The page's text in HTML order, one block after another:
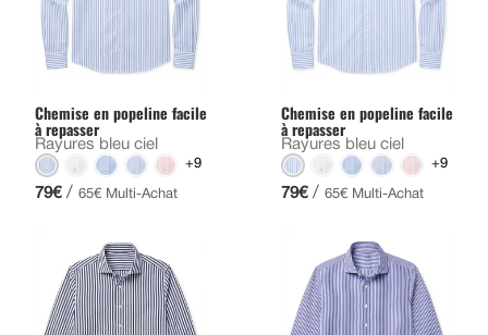
Chemise en popeline facile
à repasser
Rayures bleu ciel
+9
79€ / 65€ Multi-Achat
Chemise en popeline facile
à repasser
Rayures bleu ciel
+9
79€ / 65€ Multi-Achat